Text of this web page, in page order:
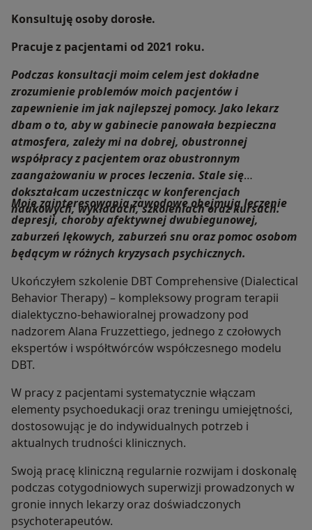
Konsultuję osoby dorosłe.
Pracuje z pacjentami od 2021 roku.
Podczas konsultacji moim celem jest dokładne
zrozumienie problemów moich pacjentów i
zapewnienie im jak najlepszej pomocy. Jako lekarz
dbam o to, aby w gabinecie panowała bezpieczna
atmosfera, zależy mi na dobrej, obustronnej
współpracy z pacjentem oraz obustronnym
zaangażowaniu w proces leczenia. Stale się
dokształcam uczestnicząc w konferencjach
naukowych, wykładach, szkoleniach oraz kursach.
Moje zainteresowania zawodowe obejmują leczenie
depresji, choroby afektywnej dwubiegunowej,
zaburzeń lękowych, zaburzeń snu oraz pomoc osobom
będącym w różnych kryzysach psychicznych.
Ukończyłem szkolenie DBT Comprehensive (Dialectical
Behavior Therapy) – kompleksowy program terapii
dialektyczno-behawioralnej prowadzony pod
nadzorem Alana Fruzzettiego, jednego z czołowych
ekspertów i współtwórców współczesnego modelu
DBT.
W pracy z pacjentami systematycznie włączam
elementy psychoedukacji oraz treningu umiejętności,
dostosowując je do indywidualnych potrzeb i
aktualnych trudności klinicznych.
Swoją pracę kliniczną regularnie rozwijam i doskonalę
podczas cotygodniowych superwizji prowadzonych w
gronie innych lekarzy oraz doświadczonych
psychoterapeutów.